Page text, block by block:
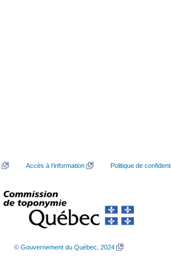
Accès à l’information Politique de
© Gouvernement du Québec, 2024